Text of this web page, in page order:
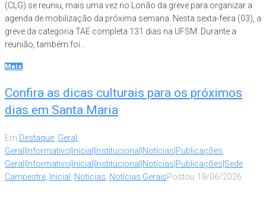
(CLG) se reuniu, mais uma vez no Lonão da greve para organizar a
agenda de mobilização da próxima semana. Nesta sexta-feira (03), a
greve da categoria TAE completa 131 dias na UFSM. Durante a
reunião, também foi...
Mais
Confira as dicas culturais para os próximos
dias em Santa Maria
Em Destaque, Geral ,
Geral|Informativo|Inicial|Institucional|Notícias|Publicações,
Geral|Informativo|Inicial|Institucional|Notícias|Publicações|Sede
Campestre, Inicial , Notícias, Notícias GeraisPostou 19/06/2026